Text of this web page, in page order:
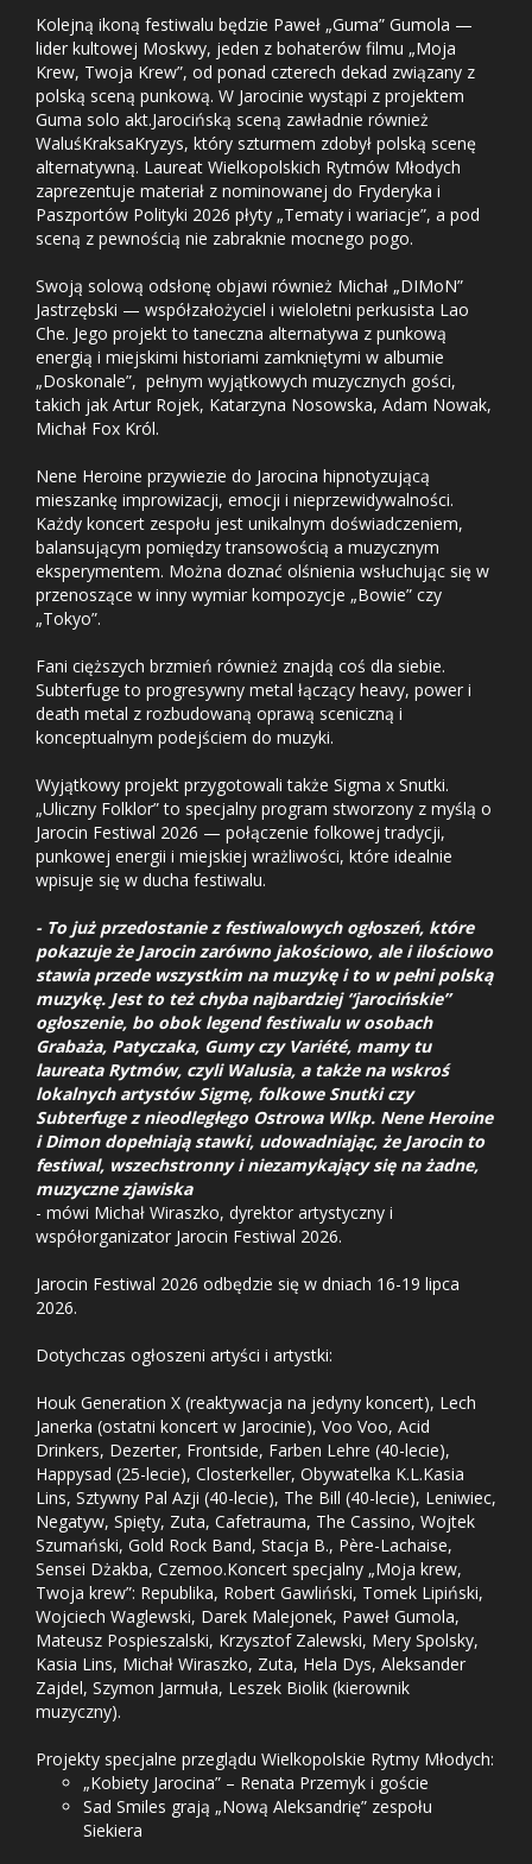
Kolejną ikoną festiwalu będzie Paweł „Guma” Gumola —
lider kultowej Moskwy, jeden z bohaterów filmu „Moja
Krew, Twoja Krew”, od ponad czterech dekad związany z
polską sceną punkową. W Jarocinie wystąpi z projektem
Guma solo akt.Jarocińską sceną zawładnie również
WaluśKraksaKryzys, który szturmem zdobył polską scenę
alternatywną. Laureat Wielkopolskich Rytmów Młodych
zaprezentuje materiał z nominowanej do Fryderyka i
Paszportów Polityki 2026 płyty „Tematy i wariacje”, a pod
sceną z pewnością nie zabraknie mocnego pogo.
Swoją solową odsłonę objawi również Michał „DIMoN”
Jastrzębski — współzałożyciel i wieloletni perkusista Lao
Che. Jego projekt to taneczna alternatywa z punkową
energią i miejskimi historiami zamkniętymi w albumie
„Doskonale”, pełnym wyjątkowych muzycznych gości,
takich jak Artur Rojek, Katarzyna Nosowska, Adam Nowak,
Michał Fox Król.
Nene Heroine przywiezie do Jarocina hipnotyzującą
mieszankę improwizacji, emocji i nieprzewidywalności.
Każdy koncert zespołu jest unikalnym doświadczeniem,
balansującym pomiędzy transowością a muzycznym
eksperymentem. Można doznać olśnienia wsłuchując się w
przenoszące w inny wymiar kompozycje „Bowie” czy
„Tokyo”.
Fani cięższych brzmień również znajdą coś dla siebie.
Subterfuge to progresywny metal łączący heavy, power i
death metal z rozbudowaną oprawą sceniczną i
konceptualnym podejściem do muzyki.
Wyjątkowy projekt przygotowali także Sigma x Snutki.
„Uliczny Folklor” to specjalny program stworzony z myślą o
Jarocin Festiwal 2026 — połączenie folkowej tradycji,
punkowej energii i miejskiej wrażliwości, które idealnie
wpisuje się w ducha festiwalu.
- To już przedostanie z festiwalowych ogłoszeń, które
pokazuje że Jarocin zarówno jakościowo, ale i ilościowo
stawia przede wszystkim na muzykę i to w pełni polską
muzykę. Jest to też chyba najbardziej “jarocińskie”
ogłoszenie, bo obok legend festiwalu w osobach
Grabaża, Patyczaka, Gumy czy Variété, mamy tu
laureata Rytmów, czyli Walusia, a także na wskroś
lokalnych artystów Sigmę, folkowe Snutki czy
Subterfuge z nieodległego Ostrowa Wlkp. Nene Heroine
i Dimon dopełniają stawki, udowadniając, że Jarocin to
festiwal, wszechstronny i niezamykający się na żadne,
muzyczne zjawiska
- mówi Michał Wiraszko, dyrektor artystyczny i
współorganizator Jarocin Festiwal 2026.
Jarocin Festiwal 2026 odbędzie się w dniach 16-19 lipca
2026.
Dotychczas ogłoszeni artyści i artystki:
Houk Generation X (reaktywacja na jedyny koncert), Lech
Janerka (ostatni koncert w Jarocinie), Voo Voo, Acid
Drinkers, Dezerter, Frontside, Farben Lehre (40-lecie),
Happysad (25-lecie), Closterkeller, Obywatelka K.L.Kasia
Lins, Sztywny Pal Azji (40-lecie), The Bill (40-lecie), Leniwiec,
Negatyw, Spięty, Zuta, Cafetrauma, The Cassino, Wojtek
Szumański, Gold Rock Band, Stacja B., Père-Lachaise,
Sensei Dżakba, Czemoo.Koncert specjalny „Moja krew,
Twoja krew”: Republika, Robert Gawliński, Tomek Lipiński,
Wojciech Waglewski, Darek Malejonek, Paweł Gumola,
Mateusz Pospieszalski, Krzysztof Zalewski, Mery Spolsky,
Kasia Lins, Michał Wiraszko, Zuta, Hela Dys, Aleksander
Zajdel, Szymon Jarmuła, Leszek Biolik (kierownik
muzyczny).
Projekty specjalne przeglądu Wielkopolskie Rytmy Młodych:
„Kobiety Jarocina” – Renata Przemyk i goście
Sad Smiles grają „Nową Aleksandrię” zespołu
Siekiera